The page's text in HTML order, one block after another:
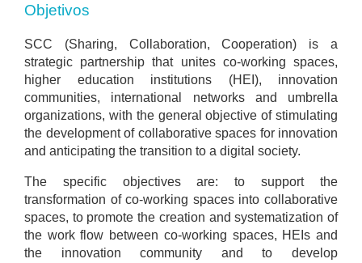
Objetivos
SCC (Sharing, Collaboration, Cooperation) is a
strategic partnership that unites co-working spaces,
higher education institutions (HEI), innovation
communities, international networks and umbrella
organizations, with the general objective of stimulating
the development of collaborative spaces for innovation
and anticipating the transition to a digital society.
The specific objectives are: to support the
transformation of co-working spaces into collaborative
spaces, to promote the creation and systematization of
the work flow between co-working spaces, HEIs and
the innovation community and to develop